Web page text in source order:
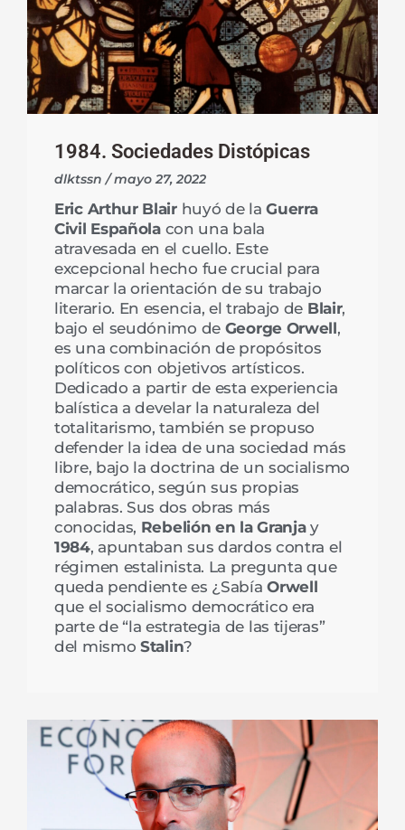
1984. Sociedades Distópicas
dlktssn mayo 27, 2022
Eric Arthur Blairhuyó de laGuerra
Civil Españolacon una bala
atravesada en el cuello. Este
excepcional hecho fue crucial para
marcar la orientación de su trabajo
literario. En esencia, el trabajo de Blair,
bajo el seudónimo de George Orwell,
es una combinación de propósitos
políticos con objetivos artísticos.
Dedicado a partir de esta experiencia
balística a develar la naturaleza del
totalitarismo, también se propuso
defender la idea de una sociedad más
libre, bajo la doctrina de un socialismo
democrático, según sus propias
palabras. Sus dos obras más
conocidas, Rebelión en la Granjay
1984, apuntaban sus dardos contra el
régimen estalinista. La pregunta que
queda pendiente es ¿SabíaOrwell
que el socialismo democrático era
parte de “la estrategia de las tijeras”
del mismo Stalin?